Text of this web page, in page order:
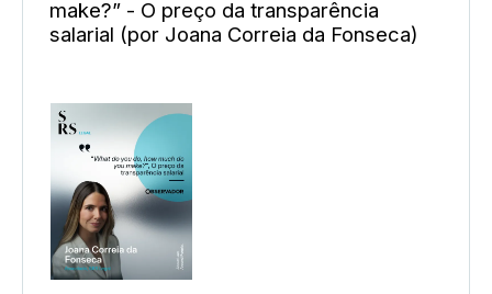
make?” - O preço da transparência
salarial (por Joana Correia da Fonseca)